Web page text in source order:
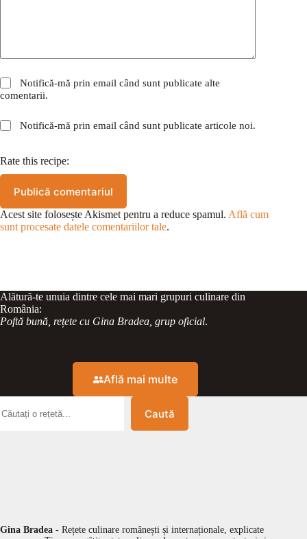
Notifică-mă prin email când sunt publicate alte
comentarii.
Notifică-mă prin email când sunt publicate articole noi.
Rate this recipe:
Publică comentariul
Acest site folosește Akismet pentru a reduce spamul. Află cum
sunt procesate datele comentariilor tale.
Alătură-te unuia dintre cele mai mari grupuri culinare din
România:
Poftă bună, rețete cu Gina Bradea, grup oficial.
Află mai multe
Caută
Gina Bradea - Rețete culinare românești și internaționale, explicate